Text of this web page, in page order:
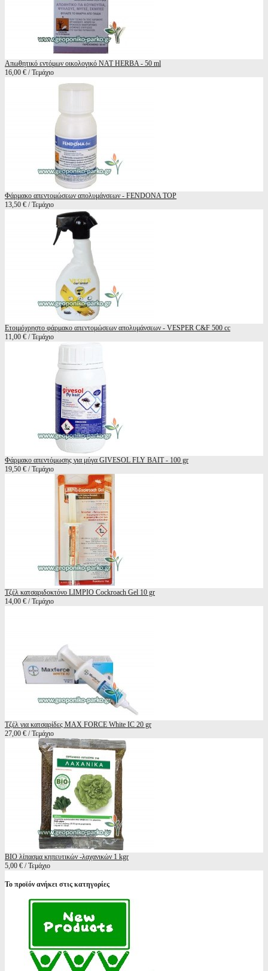
Απωθητικό εντόμων οικολογικό NAT HERBA - 50 ml
16,00 € / Τεμάχιο
Φάρμακο απεντομώσεων απολυμάνσεων - FENDONA TOP
13,50 € / Τεμάχιο
Ετοιμόχρηστο φάρμακο απεντομώσεων απολυμάνσεων - VESPER C&F 500 cc
11,00 € / Τεμάχιο
Φάρμακο απεντόμωσης για μύγα GIVESOL FLY BAIT - 100 gr
19,50 € / Τεμάχιο
Τζέλ κατσαριδοκτόνο LIMPIO Cockroach Gel 10 gr
14,00 € / Τεμάχιο
Τζέλ για κατσαρίδες MAX FORCE White IC 20 gr
27,00 € / Τεμάχιο
BIO λίπασμα κηπευτικών -λαχανικών 1 kgr
5,00 € / Τεμάχιο
Το προϊόν ανήκει στις κατηγορίες